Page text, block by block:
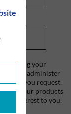
your
to administer
you request.
about our products
of interest to you.